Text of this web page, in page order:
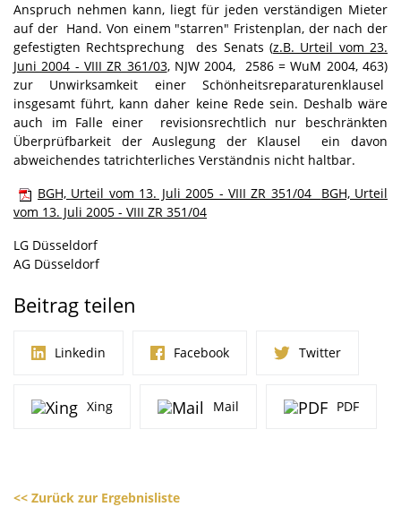
Anspruch nehmen kann, liegt für jeden verständigen Mieter
auf der Hand. Von einem "starren" Fristenplan, der nach der
gefestigten Rechtsprechung des Senats (z.B. Urteil vom 23.
Juni 2004 - VIII ZR 361/03, NJW 2004, 2586 = WuM 2004, 463)
zur Unwirksamkeit einer Schönheitsreparaturenklausel
insgesamt führt, kann daher keine Rede sein. Deshalb wäre
auch im Falle einer revisionsrechtlich nur beschränkten
Überprüfbarkeit der Auslegung der Klausel ein davon
abweichendes tatrichterliches Verständnis nicht haltbar.
BGH, Urteil vom 13. Juli 2005 - VIII ZR 351/04 BGH, Urteil
vom 13. Juli 2005 - VIII ZR 351/04
LG Düsseldorf
AG Düsseldorf
Beitrag teilen
Linkedin Facebook Twitter
Xing Mail PDF
<< Zurück zur Ergebnisliste